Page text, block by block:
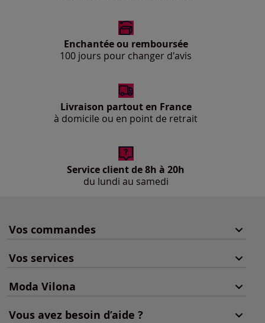
Enchantée ou remboursée
100 jours pour changer d'avis
Livraison partout en France
à domicile ou en point de retrait
Service client de 8h à 20h
du lundi au samedi
Vos commandes
Vos services
Moda Vilona
Vous avez besoin d’aide ?